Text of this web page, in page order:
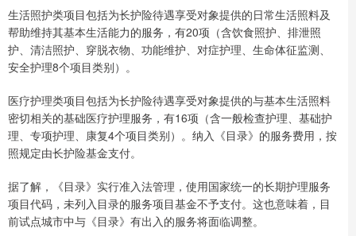
生活照护类项目包括为长护险待遇享受对象提供的日常生活照料及
帮助维持其基本生活能力的服务，有20项（含饮食照护、排泄照
护、清洁照护、穿脱衣物、功能维护、对症护理、生命体征监测、
安全护理8个项目类别）。
医疗护理类项目包括为长护险待遇享受对象提供的与基本生活照料
密切相关的基础医疗护理服务，有16项（含一般检查护理、基础护
理、专项护理、康复4个项目类别）。纳入《目录》的服务费用，按
照规定由长护险基金支付。
据了解，《目录》实行准入法管理，使用国家统一的长期护理服务
项目代码，未列入目录的服务项目基金不予支付。这也意味着，目
前试点城市中与《目录》有出入的服务将面临调整。